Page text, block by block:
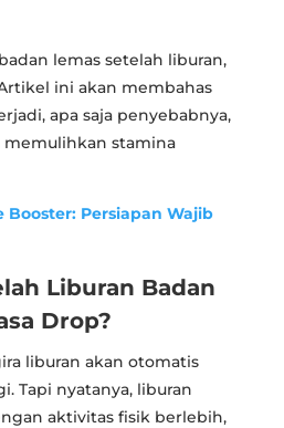
lemas setelah liburan,
ini akan membahas
apa saja penyebabnya,
memulihkan stamina
Booster: Persiapan Wajib
Liburan Badan
Drop?
liburan akan otomatis
Tapi nyatanya, liburan
aktivitas fisik berlebih,